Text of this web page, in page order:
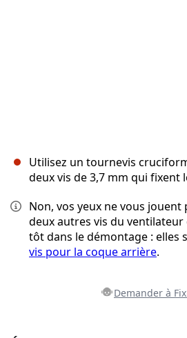
Utilisez un tournevis
deux vis de 3,7 mm qui fixent
Non, vos yeux ne vous jouent
deux autres vis du
tôt dans le démontage : elles
vis pour la coque arrière.
Demander à